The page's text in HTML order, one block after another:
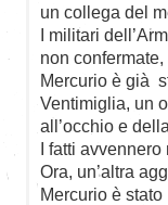
un collega del
I militari
non
Mercurio è già
Ventimiglia, un
all’occhio e
I fatti
Ora, un’altra
Mercurio è